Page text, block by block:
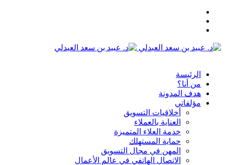
القائمة
الرئيسة
من أنا؟
هدف المدونة
مؤلفاتي
أخلاقيات التسويق
العناية بالعملاء
خدمة العلاء المتميزة
حماية المستهلك
المهن في مجال التسويق
الاتصال الهاتفي في عالم الأعمال